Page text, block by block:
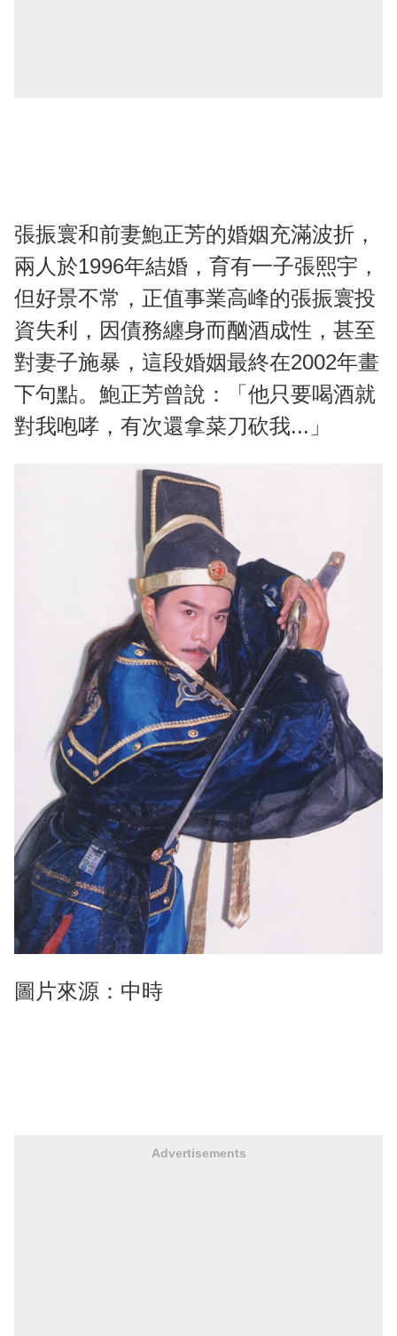
張振寰和前妻鮑正芳的婚姻充滿波折，
兩人於1996年結婚，育有一子張熙宇，
但好景不常，正值事業高峰的張振寰投
資失利，因債務纏身而酗酒成性，甚至
對妻子施暴，這段婚姻最終在2002年畫
下句點。鮑正芳曾說：「他只要喝酒就
對我咆哮，有次還拿菜刀砍我...」
圖片來源：中時
Advertisements